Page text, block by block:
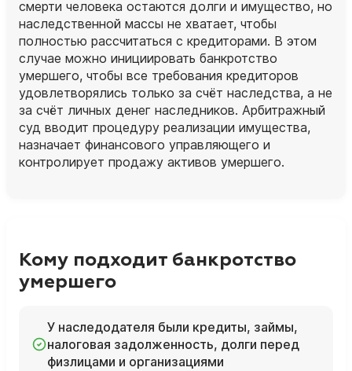
смерти человека остаются долги и имущество, но
наследственной массы не хватает, чтобы
полностью рассчитаться с кредиторами. В этом
случае можно инициировать банкротство
умершего, чтобы все требования кредиторов
удовлетворялись только за счёт наследства, а не
за счёт личных денег наследников. Арбитражный
суд вводит процедуру реализации имущества,
назначает финансового управляющего и
контролирует продажу активов умершего.
Кому подходит банкротство
умершего
У наследодателя были кредиты, займы,
налоговая задолженность, долги перед
физлицами и организациями